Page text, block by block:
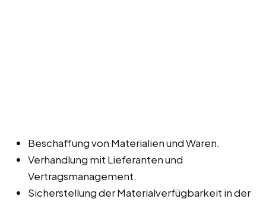
Beschaffung von Materialien und Waren.
Verhandlung mit Lieferanten und
Vertragsmanagement.
Sicherstellung der Materialverfügbarkeit in der